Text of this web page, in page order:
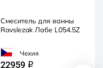
Смеситель для ванны
Ravslezak Лабе L054.5Z
Чехия
22959 q